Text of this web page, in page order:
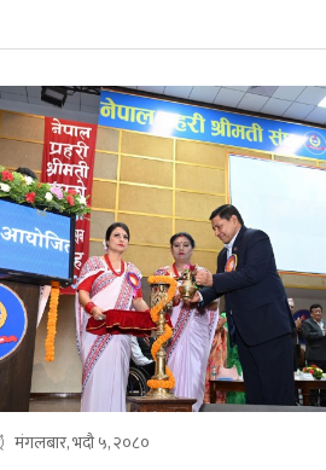
मंगलबार, भदौ ५, २०८०